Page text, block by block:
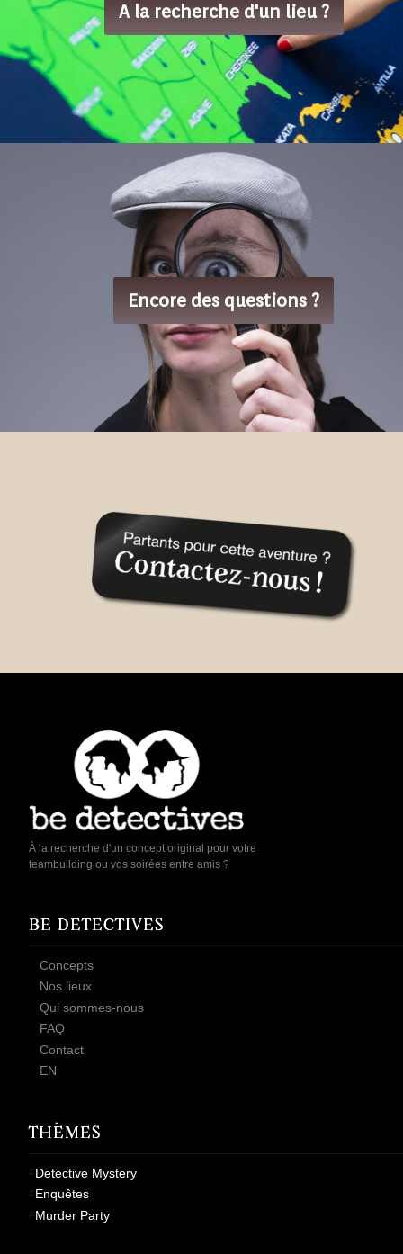
A la recherche d'un lieu ?
Encore des questions ?
À la recherche d'un concept original pour votre
teambuilding ou vos soirées entre amis ?
BE DETECTIVES
Concepts
Nos lieux
Qui sommes-nous
FAQ
Contact
EN
THÈMES
Detective Mystery
Enquêtes
Murder Party